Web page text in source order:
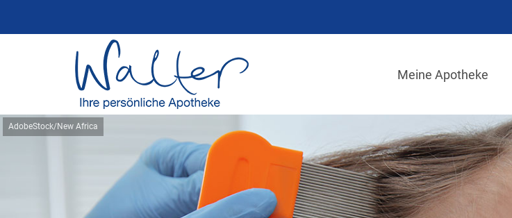
Meine Apotheke
AdobeStock/New Africa